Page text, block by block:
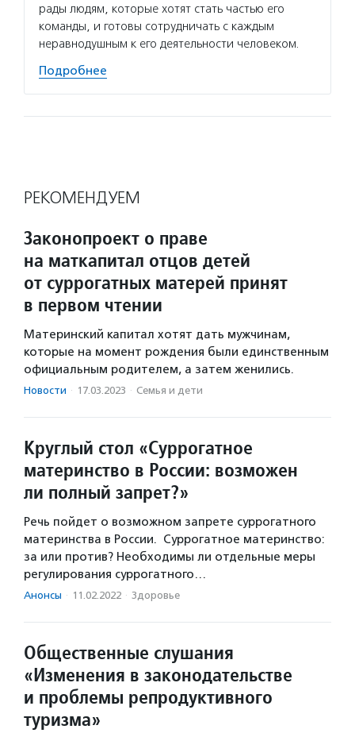
рады людям, которые хотят стать частью его
команды, и готовы сотрудничать с каждым
неравнодушным к его деятельности человеком.
Подробнее
РЕКОМЕНДУЕМ
Законопроект о праве
на маткапитал отцов детей
от суррогатных матерей принят
в первом чтении
Материнский капитал хотят дать мужчинам,
которые на момент рождения были единственным
официальным родителем, а затем женились.
Новости · 17.03.2023 · Семья и дети
Круглый стол «Суррогатное
материнство в России: возможен
ли полный запрет?»
Речь пойдет о возможном запрете суррогатного
материнства в России. Суррогатное материнство:
за или против? Необходимы ли отдельные меры
регулирования суррогатного…
Анонсы · 11.02.2022 · Здоровье
Общественные слушания
«Изменения в законодательстве
и проблемы репродуктивного
туризма»